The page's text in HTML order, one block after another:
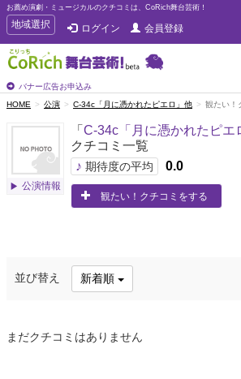
お薦め演劇・ミュージカルのクチコミは、CoRich舞台芸術！
T
o
g
g
e
n
a
t
地域選択 ログイン 会員登録
バナー広告お申込み
HOME 公演 C-34c「月に憑かれたピエロ」他 観たい！
公演情報
「 C-34c「月に憑かれたピエ
クチコミ一覧
♪ 期待度の平均 0.0
観たい！クチコミをする
並び替え 新着順
まだクチコミはありません